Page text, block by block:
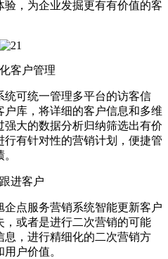
验，为企业发掘更有有价值的客
客户管理
可统一管理多平台的访客信
库，将详细的客户信息和多维
大的数据分析归纳筛选出有价
有针对性的营销计划，便捷管
进客户
点服务营销系统智能更新客户
或者是进行二次营销的可能
，进行精细化的二次营销方
户价值。